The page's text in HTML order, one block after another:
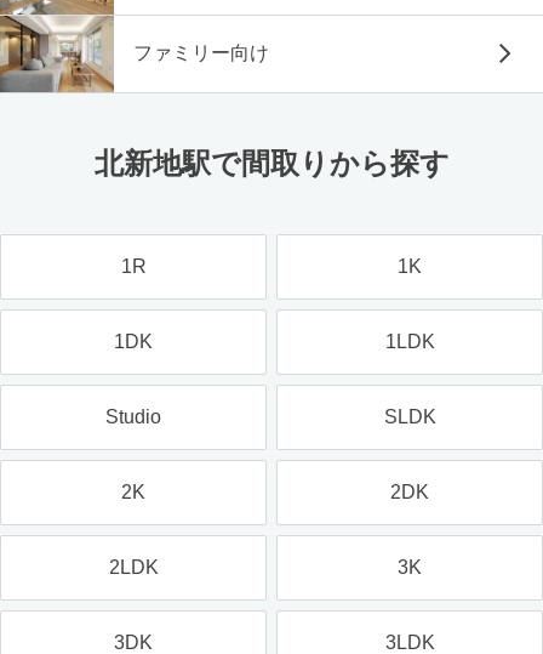
ファミリー向け
北新地駅で間取りから探す
1R 1K
1DK 1LDK
Studio SLDK
2K 2DK
2LDK 3K
3DK 3LDK